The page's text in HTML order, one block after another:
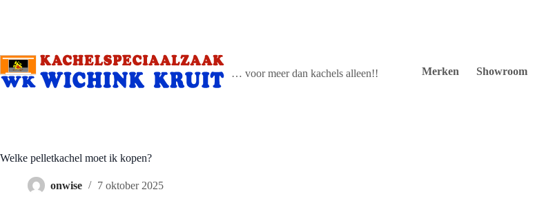
… voor meer dan kachels alleen!! Merken Showroom
Welke pelletkachel moet ik kopen?
onwise 7 oktober 2025